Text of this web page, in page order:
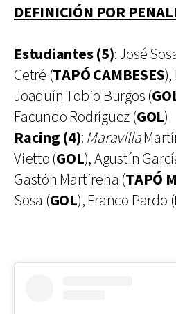
DEFINICIÓN POR
Estudiantes (5): José
Cetré (TAPÓ CAMBESES
Joaquín Tobio Burgos (
Facundo Rodríguez (GOL)
Racing (4): Maravilla
Vietto (GOL), Agustín
Gastón Martirena (TAPÓ
Sosa (GOL), Franco Pardo (